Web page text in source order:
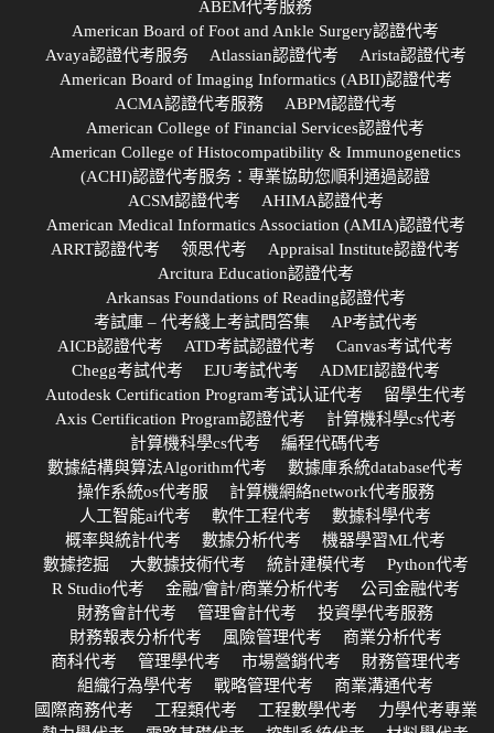
ABEM代考服務
American Board of Foot and Ankle Surgery認證代考
Avaya認證代考服务
Atlassian認證代考
Arista認證代考
American Board of Imaging Informatics (ABII)認證代考
ACMA認證代考服務
ABPM認證代考
American College of Financial Services認證代考
American College of Histocompatibility & Immunogenetics
(ACHI)認證代考服务：專業協助您順利通過認證
ACSM認證代考
AHIMA認證代考
American Medical Informatics Association (AMIA)認證代考
ARRT認證代考
领思代考
Appraisal Institute認證代考
Arcitura Education認證代考
Arkansas Foundations of Reading認證代考
考試庫 – 代考綫上考試問答集
AP考試代考
AICB認證代考
ATD考試認證代考
Canvas考试代考
Chegg考試代考
EJU考試代考
ADMEI認證代考
Autodesk Certification Program考试认证代考
留學生代考
Axis Certification Program認證代考
計算機科學cs代考
計算機科學cs代考
編程代碼代考
數據結構與算法Algorithm代考
數據庫系統database代考
操作系統os代考服
計算機網絡network代考服務
人工智能ai代考
軟件工程代考
數據科學代考
概率與統計代考
數據分析代考
機器學習ML代考
數據挖掘
大數據技術代考 統計建模代考
Python代考
R Studio代考
金融/會計/商業分析代考
公司金融代考
財務會計代考
管理會計代考
投資學代考服務
財務報表分析代考
風險管理代考
商業分析代考
商科代考
管理學代考 市場營銷代考
財務管理代考
組織行為學代考
戰略管理代考
商業溝通代考
國際商務代考
工程類代考 工程數學代考
力學代考專業